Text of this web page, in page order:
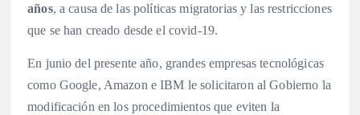
años, a causa de las políticas migratorias y las restricciones
que se han creado desde el covid-19.
En junio del presente año, grandes empresas tecnológicas
como Google, Amazon e IBM le solicitaron al Gobierno la
modificación en los procedimientos que eviten la